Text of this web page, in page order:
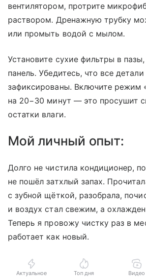
вентилятором, протрите
раствором. Дренажную трубку
или промыть водой с мылом.
Установите сухие фильтры в
панель. Убедитесь, что все детали
зафиксированы. Включите режим
на 20−30 минут — это просушит
остатки влаги.
Мой личный опыт:
Долго не чистила кондиционер,
не пошёл затхлый запах.
с зубной щёткой, разобрала,
и воздух стал свежим, а
Теперь я провожу чистку раз в
работает как новый.
Актуальное Топ дня Видео